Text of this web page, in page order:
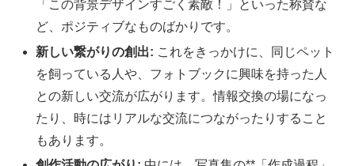
「この背景デザインすごく素敵！」といった称賛な
ど、ポジティブなものばかりです。
新しい繋がりの創出: これをきっかけに、同じペット
を飼っている人や、フォトブックに興味を持った人
との新しい交流が広がります。情報交換の場になっ
たり、時にはリアルな交流につながったりすること
もあります。